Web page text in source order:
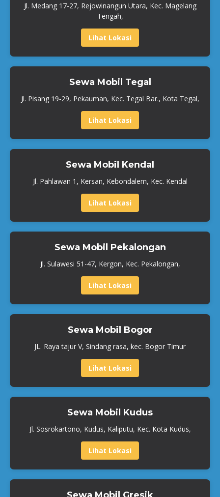
Jl. Medang 17-27, Rejowinangun Utara, Kec. Magelang
Tengah,
Lihat Lokasi
Sewa Mobil Tegal
Jl. Pisang 19-29, Pekauman, Kec. Tegal Bar., Kota Tegal,
Lihat Lokasi
Sewa Mobil Kendal
Jl. Pahlawan 1, Kersan, Kebondalem, Kec. Kendal
Lihat Lokasi
Sewa Mobil Pekalongan
Jl. Sulawesi 51-47, Kergon, Kec. Pekalongan,
Lihat Lokasi
Sewa Mobil Bogor
JL. Raya tajur V, Sindang rasa, kec. Bogor Timur
Lihat Lokasi
Sewa Mobil Kudus
Jl. Sosrokartono, Kudus, Kaliputu, Kec. Kota Kudus,
Lihat Lokasi